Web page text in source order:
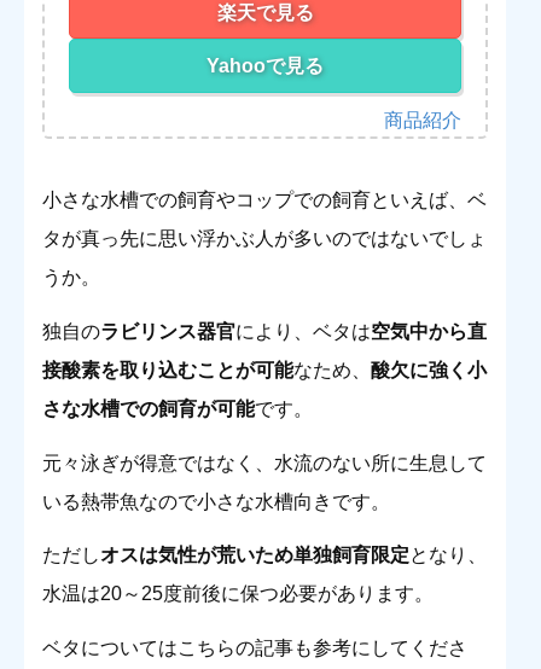
楽天で見る
Yahooで見る
小さな水槽での飼育やコップでの飼育といえば、ベ
タが真っ先に思い浮かぶ人が多いのではないでしょ
うか。
独自のラビリンス器官により、ベタは空気中から直
接酸素を取り込むことが可能なため、 酸欠に強く小
さな水槽での飼育が可能です。
元々泳ぎが得意ではなく、水流のない所に生息して
いる熱帯魚なので小さな水槽向きです。
ただしオスは気性が荒いため単独飼育限定となり、
水温は20～25度前後に保つ必要があります。
ベタについてはこちらの記事も参考にしてくださ